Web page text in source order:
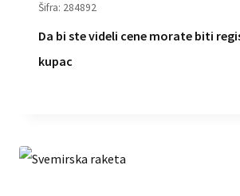
Šifra: 284892
Da bi ste videli cene morate biti
kupac